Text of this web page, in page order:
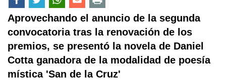
Aprovechando el anuncio de la segunda
convocatoria tras la renovación de los
premios, se presentó la novela de Daniel
Cotta ganadora de la modalidad de poesía
mística 'San de la Cruz'